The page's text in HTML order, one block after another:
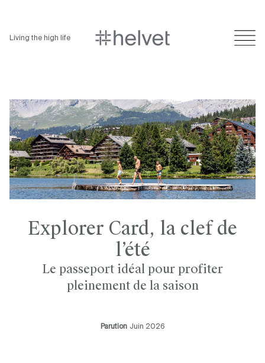
Living the high life
Explorer Card, la clef de
l’été
Le passeport idéal pour profiter
pleinement de la saison
Parution Juin 2026